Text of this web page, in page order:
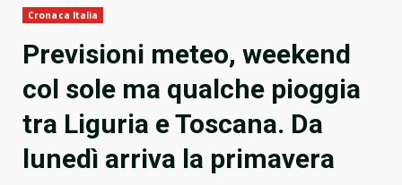
Cronaca Italia
Previsioni meteo, weekend
col sole ma qualche pioggia
tra Liguria e Toscana. Da
lunedì arriva la primavera